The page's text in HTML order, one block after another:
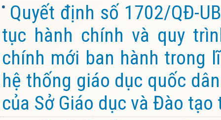
Quyết định số 1702/QĐ-
tục hành chính và quy
chính mới ban hành trong
hệ thống giáo dục quốc
của Sở Giáo dục và Đào